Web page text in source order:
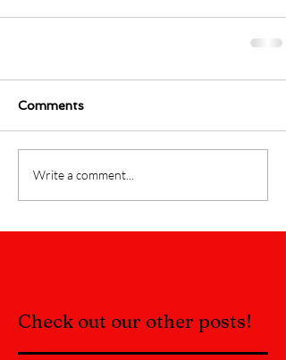
Comments
Write a comment...
Check out our other posts!